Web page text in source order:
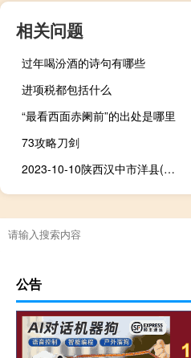
相关问题
过年喝汾酒的诗句有哪些
进项税都包括什么
“最看西面赤阑前”的出处是哪里
73攻略刀剑
2023-10-10陕西汉中市洋县(松树菌)的报价是多少
公告